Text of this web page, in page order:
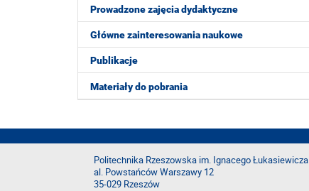
Prowadzone zajęcia dydaktyczne
Główne zainteresowania naukowe
Publikacje
Materiały do pobrania
Politechnika Rzeszowska im. Ignacego Łukasiewicza
al. Powstańców Warszawy 12
35-029 Rzeszów